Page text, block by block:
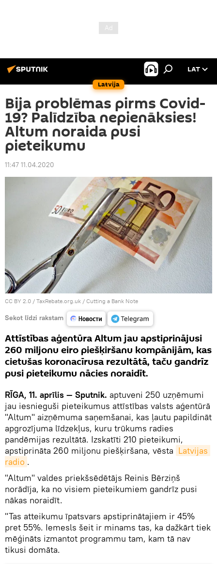
Latvija
LAT
Bija problēmas pirms Covid-
19? Palīdzība nepienāksies!
Altum noraida pusi
pieteikumu
11:47 11.04.2020
CC BY 2.0 / TaxRebate.org.uk / Cutting a Bank Note
Sekot līdzi rakstam
Attīstības aģentūra Altum jau apstiprinājusi
260 miljonu eiro piešķiršanu kompānijām, kas
cietušas koronacīrusa rezultātā, taču gandrīz
pusi pieteikumu nācies noraidīt.
RĪGA, 11. aprīlis — Sputnik. aptuveni 250 uzņēmumi
jau iesnieguši pieteikumus attīstības valsts aģentūrā
"Altum" aizņēmuma saņemšanai, kas ļautu papildināt
apgrozījuma līdzekļus, kuru trūkums radies
pandēmijas rezultātā. Izskatīti 210 pieteikumi,
apstiprināta 260 miljonu piešķiršana, vēsta Latvijas
radio .
"Altum" valdes priekšsēdētājs Reinis Bērziņš
norādīja, ka no visiem pieteikumiem gandrīz pusi
nākas noraidīt.
"Tas atteikumu īpatsvars apstiprinātajiem ir 45%
pret 55%. Iemesls šeit ir minams tas, ka dažkārt tiek
mēģināts izmantot programmu tam, kam tā nav
tikusi domāta.